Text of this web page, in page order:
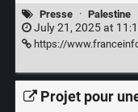
Presse · Palestine
July 21, 2025 at
https://www.franceinfo.fr/monde/proche-orient/israel-palestine/sans-intervention-
Projet pour